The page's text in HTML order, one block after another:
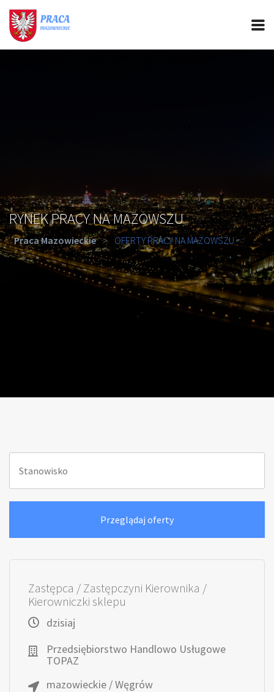
RYNEK PRACY NA MAZOWSZU
Praca Mazowieckie > OFERTY PRACY NA MAZOWSZU
Zastępca / Zastępczyni Kierownika /
Kierowniczki sklepu
dzisiaj
Przedsiębiorstwo Handlowo Usługowe
TOPAZ
mazowieckie / Węgrów